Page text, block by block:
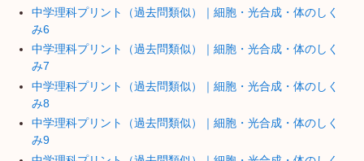
中学理科プリント（過去問類似）｜細胞・光合成・体のしく
み6
中学理科プリント（過去問類似）｜細胞・光合成・体のしく
み7
中学理科プリント（過去問類似）｜細胞・光合成・体のしく
み8
中学理科プリント（過去問類似）｜細胞・光合成・体のしく
み9